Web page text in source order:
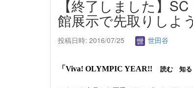
【終了しました】
館展示で先取りしよ
投稿日時: 2016/07/25 世田谷
「 Viva! OLYMPIC YEAR!! 読む 知